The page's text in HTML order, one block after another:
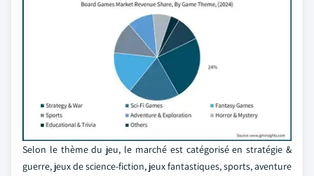
Selon le thème du jeu, le marché est catégorisé en stratégie &
guerre, jeux de science-fiction, jeux fantastiques, sports, aventure